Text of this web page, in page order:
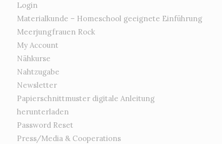
Login
Materialkunde – Homeschool geeignete Einführung
Meerjungfrauen Rock
My Account
Nähkurse
Nahtzugabe
Newsletter
Papierschnittmuster digitale Anleitung
herunterladen
Password Reset
Press/Media & Cooperations